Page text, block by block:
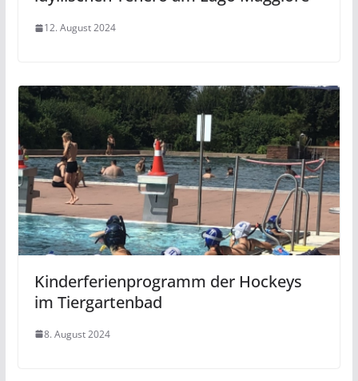
12. August 2024
Kinderferienprogramm der Hockeys
im Tiergartenbad
8. August 2024